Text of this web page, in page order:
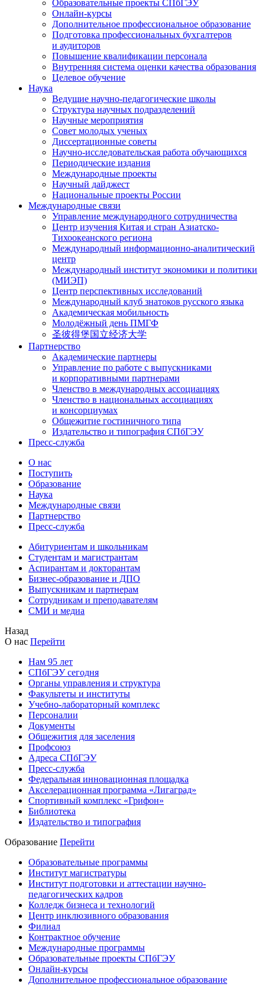
Образовательные проекты СПбГЭУ
Онлайн-курсы
Дополнительное профессиональное образование
Подготовка профессиональных бухгалтеров
и аудиторов
Повышение квалификации персонала
Внутренняя система оценки качества образования
Целевое обучение
Наука
Ведущие научно-педагогические школы
Структура научных подразделений
Научные мероприятия
Совет молодых ученых
Диссертационные советы
Научно-исследовательская работа обучающихся
Периодические издания
Международные проекты
Научный дайджест
Национальные проекты России
Международные связи
Управление международного сотрудничества
Центр изучения Китая и стран Азиатско-
Тихоокеанского региона
Международный информационно-аналитический
центр
Международный институт экономики и политики
(МИЭП)
Центр перспективных исследований
Международный клуб знатоков русского языка
Академическая мобильность
Молодёжный день ПМГФ
圣彼得堡国立经济大学
Партнерство
Академические партнеры
Управление по работе с выпускниками
и корпоративными партнерами
Членство в международных ассоциациях
Членство в национальных ассоциациях
и консорциумах
Общежитие гостиничного типа
Издательство и типография СПбГЭУ
Пресс-служба
О нас
Поступить
Образование
Наука
Международные связи
Партнерство
Пресс-служба
Абитуриентам и школьникам
Студентам и магистрантам
Аспирантам и докторантам
Бизнес-образование и ДПО
Выпускникам и партнерам
Сотрудникам и преподавателям
СМИ и медиа
Назад
О нас Перейти
Нам 95 лет
СПбГЭУ сегодня
Органы управления и структура
Факультеты и институты
Учебно-лабораторный комплекс
Персоналии
Документы
Общежития для заселения
Профсоюз
Адреса СПбГЭУ
Пресс-служба
Федеральная инновационная площадка
Акселерационная программа «Лигаград»­­
Спортивный комплекс «Грифон»
Библиотека
Издательство и типография
Образование Перейти
Образовательные программы
Институт магистратуры
Институт подготовки и аттестации научно-
педагогических кадров
Колледж бизнеса и технологий
Центр инклюзивного образования
Филиал
Контрактное обучение
Международные программы
Образовательные проекты СПбГЭУ
Онлайн-курсы
Дополнительное профессиональное образование